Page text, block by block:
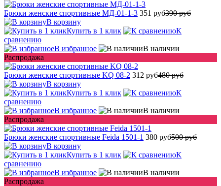
Брюки женские спортивные МД-01-1-3 351 руб390 руб
В корзину
Купить в 1 клик
К
сравнению
В избранное
В наличии
Распродажа
Брюки женские спортивные KQ 08-2 312 руб480 руб
В корзину
Купить в 1 клик
К
сравнению
В избранное
В наличии
Распродажа
Брюки женские спортивные Feida 1501-1 380 руб500 руб
В корзину
Купить в 1 клик
К
сравнению
В избранное
В наличии
Распродажа